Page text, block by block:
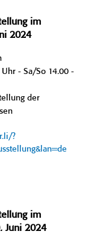
im
2024
- Sa/So 14.00 -
der
?
im
Juni 2024